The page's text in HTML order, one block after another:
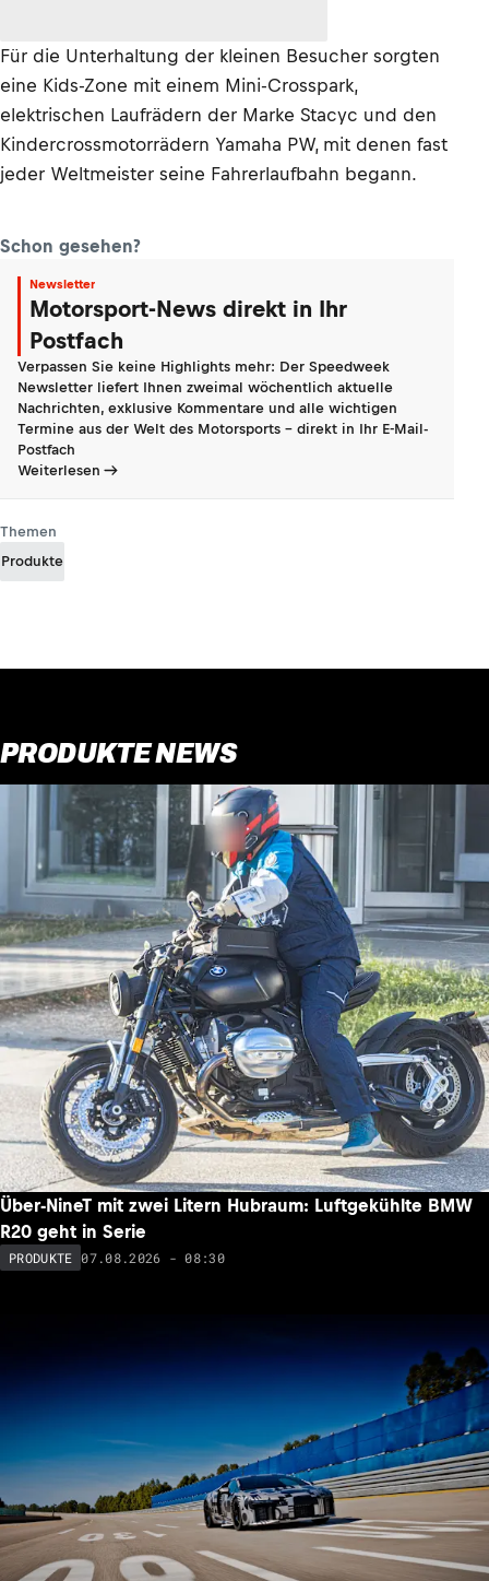
Für die Unterhaltung der kleinen Besucher sorgten
eine Kids-Zone mit einem Mini-Crosspark,
elektrischen Laufrädern der Marke Stacyc und den
Kindercrossmotorrädern Yamaha PW, mit denen fast
jeder Weltmeister seine Fahrerlaufbahn begann.
Schon gesehen?
Newsletter
Motorsport-News direkt in Ihr
Postfach
Verpassen Sie keine Highlights mehr: Der Speedweek
Newsletter liefert Ihnen zweimal wöchentlich aktuelle
Nachrichten, exklusive Kommentare und alle wichtigen
Termine aus der Welt des Motorsports - direkt in Ihr E-Mail-
Postfach
Weiterlesen
Themen
Produkte
PRODUKTE NEWS
Über-NineT mit zwei Litern Hubraum: Luftgekühlte BMW
R20 geht in Serie
PRODUKTE 07.08.2026 - 08:30